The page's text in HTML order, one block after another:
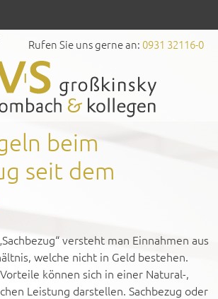
Rufen Sie uns gerne an: 0931 32116-0
beim
seit dem
versteht man Einnahmen aus
welche nicht in Geld bestehen.
können sich in einer Natural-,
Leistung darstellen. Sachbezug oder